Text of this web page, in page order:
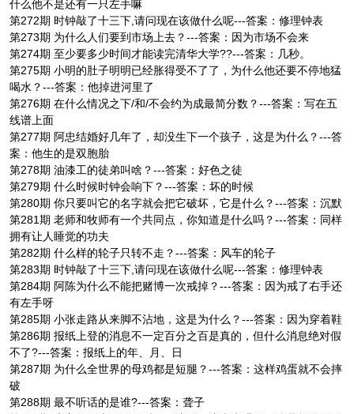
什么他不是还有一只左手嘛
第272期 时钟敲了十三下,请问现在该做什么呢---答案：修理钟表
第273期 为什么人们要到市场上去？---答案：因为市场不会来
第274期 至少要多少时间才能读完清华大学??---答案：几秒。
第275期 小明的肚子明明已经胀得受不了了，为什么他还要不停地猛
喝水？---答案：他掉进河里了
第276期 在什么情况之下/和/不会约为成最简分数？---答案：写在五
线谱上面
第277期 阿忠结婚好几年了，却没生下一个孩子，这是为什么？---答
案：他生的是双胞胎
第278期 油漆工的徒弟叫啥？---答案：好色之徒
第279期 什么时候时钟会响下？---答案：坏的时候
第280期 你只要叫它的名字就会把它破坏，它是什么？---答案：沉默
第281期 老师和牧师有一个共同点，你知道是什么吗？---答案：同样
拥有让人睡觉的功夫
第282期 什么样的轮子只转不走？---答案：风车的轮子
第283期 时钟敲了十三下,请问现在该做什么呢---答案：修理钟表
第284期 阿陈为什么不能把赌博一次戒掉？---答案：因为戒了右手还
有左手呀
第285期 小张走路从来脚不沾地，这是为什么？---答案：因为穿着鞋
第286期 报纸上登的消息不一定百分之百是真的，但什么消息绝对假
不了?---答案：报纸上的年、月、日
第287期 为什么全世界的母鸡都是短腿？---答案：这样鸡蛋就不会摔
破
第288期 最不听话的是谁?---答案：聋子